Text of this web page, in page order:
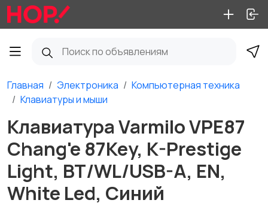
Главная Электроника
Компьютерная техника
Клавиатуры и мыши
Клавиатура Varmilo VPE87
Chang'e 87Key, K-Prestige
Light, BT/WL/USB-A, EN,
White Led, Синий